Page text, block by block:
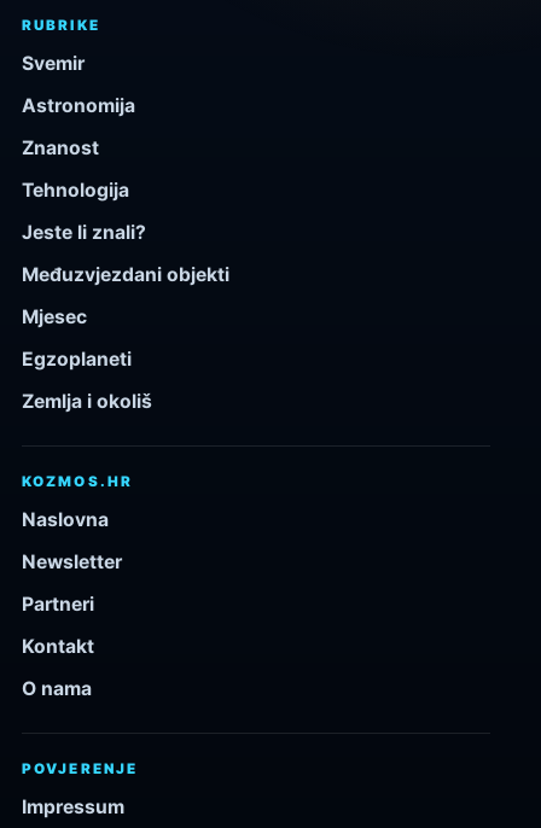
RUBRIKE
Svemir
Astronomija
Znanost
Tehnologija
Jeste li znali?
Međuzvjezdani objekti
Mjesec
Egzoplaneti
Zemlja i okoliš
KOZMOS.HR
Naslovna
Newsletter
Partneri
Kontakt
O nama
POVJERENJE
Impressum